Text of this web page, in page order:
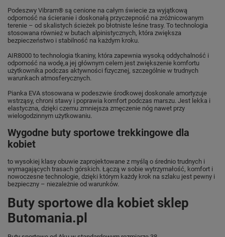
Podeszwy Vibram® są cenione na całym świecie za wyjątkową
odporność na ścieranie i doskonałą przyczepność na zróżnicowanym
terenie – od skalistych ścieżek po błotniste leśne trasy. To technologia
stosowana również w butach alpinistycznych, która zwiększa
bezpieczeństwo i stabilność na każdym kroku.
AIR8000 to technologia tkaniny, która zapewnia wysoką oddychalność i
odporność na wodę,a jej głównym celem jest zwiększenie komfortu
użytkownika podczas aktywności fizycznej, szczególnie w trudnych
warunkach atmosferycznych.
Pianka EVA stosowana w podeszwie środkowej doskonale amortyzuje
wstrząsy, chroni stawy i poprawia komfort podczas marszu. Jest lekka i
elastyczna, dzięki czemu zmniejsza zmęczenie nóg nawet przy
wielogodzinnym użytkowaniu.
Wygodne buty sportowe trekkingowe dla
kobiet
to wysokiej klasy obuwie zaprojektowane z myślą o średnio trudnych i
wymagających trasach górskich. Łączą w sobie wytrzymałość, komfort i
nowoczesne technologie, dzięki którym każdy krok na szlaku jest pewny i
bezpieczny – niezależnie od warunków.
Buty sportowe dla kobiet sklep
Butomania.pl